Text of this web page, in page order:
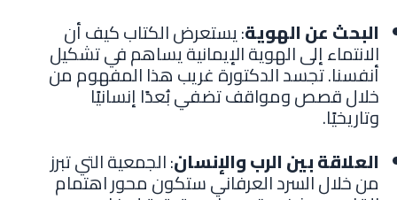
البحث عن الهوية: يستعرض الكتاب كيف أن
الانتماء إلى الهوية الإيمانية يساهم في تشكيل
أنفسنا. تجسد الدكتورة غريب هذا المفهوم من
خلال قصص ومواقف تضفي بُعدًا إنسانيًا
وتاريخيًا.
العلاقة بين الرب والإنسان: الجمعية التي تبرز
من خلال السرد العرفاني ستكون محور اهتمام